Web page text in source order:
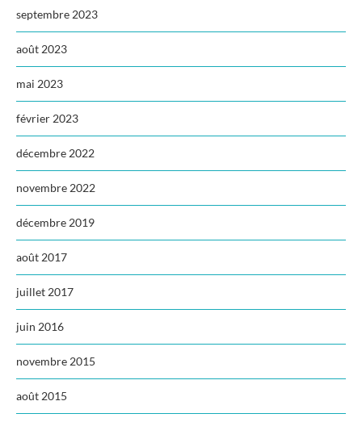
septembre 2023
août 2023
mai 2023
février 2023
décembre 2022
novembre 2022
décembre 2019
août 2017
juillet 2017
juin 2016
novembre 2015
août 2015